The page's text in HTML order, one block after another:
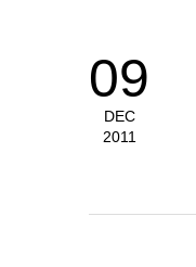
09
DEC
2011